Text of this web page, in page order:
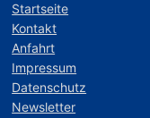
Startseite
Kontakt
Anfahrt
Impressum
Datenschutz
Newsletter